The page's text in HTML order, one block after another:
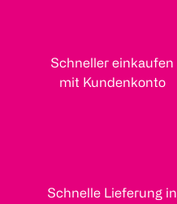
Schneller einkaufen
mit Kundenkonto
Schnelle Lieferung in